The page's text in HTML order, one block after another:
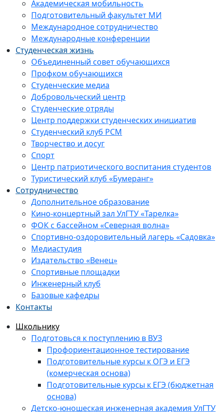
Академическая мобильность
Подготовительный факультет МИ
Международное сотрудничество
Международные конференции
Студенческая жизнь
Объединенный совет обучающихся
Профком обучающихся
Студенческие медиа
Добровольческий центр
Студенческие отряды
Центр поддержки студенческих инициатив
Студенческий клуб РСМ
Творчество и досуг
Спорт
Центр патриотического воспитания студентов
Туристический клуб «Бумеранг»
Сотрудничество
Дополнительное образование
Кино-концертный зал УлГТУ «Тарелка»
ФОК с бассейном «Северная волна»
Спортивно-оздоровительный лагерь «Садовка»
Медиастудия
Издательство «Венец»
Спортивные площадки
Инженерный клуб
Базовые кафедры
Контакты
Школьнику
Подготовься к поступлению в ВУЗ
Профориентационное тестирование
Подготовительные курсы к ОГЭ и ЕГЭ
(комерческая основа)
Подготовительные курсы к ЕГЭ (бюджетная
основа)
Детско-юношеская инженерная академия УлГТУ